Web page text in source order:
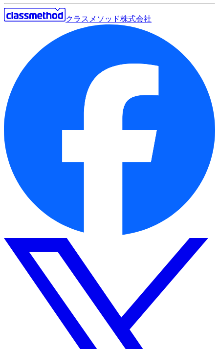
クラスメソッド株式会社